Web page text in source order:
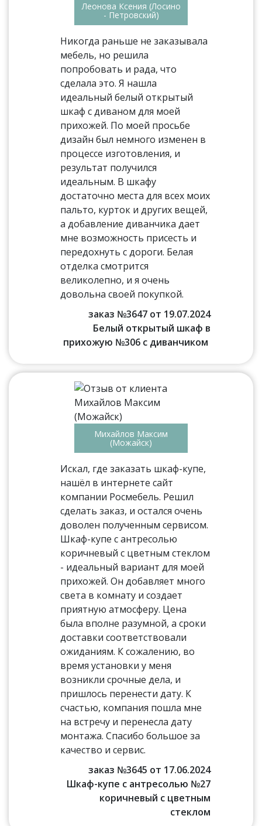
Леонова Ксения (Лосино
- Петровский)
Никогда раньше не заказывала
мебель, но решила
попробовать и рада, что
сделала это. Я нашла
идеальный белый открытый
шкаф с диваном для моей
прихожей. По моей просьбе
дизайн был немного изменен в
процессе изготовления, и
результат получился
идеальным. В шкафу
достаточно места для всех моих
пальто, курток и других вещей,
а добавление диванчика дает
мне возможность присесть и
передохнуть с дороги. Белая
отделка смотрится
великолепно, и я очень
довольна своей покупкой.
заказ №3647 от 19.07.2024
Белый открытый шкаф в
прихожую №306 с диванчиком
Михайлов Максим
(Можайск)
Искал, где заказать шкаф-купе,
нашёл в интернете сайт
компании Росмебель. Решил
сделать заказ, и остался очень
доволен полученным сервисом.
Шкаф-купе с антресолью
коричневый с цветным стеклом
- идеальный вариант для моей
прихожей. Он добавляет много
света в комнату и создает
приятную атмосферу. Цена
была вполне разумной, а сроки
доставки соответствовали
ожиданиям. К сожалению, во
время установки у меня
возникли срочные дела, и
пришлось перенести дату. К
счастью, компания пошла мне
на встречу и перенесла дату
монтажа. Спасибо большое за
качество и сервис.
заказ №3645 от 17.06.2024
Шкаф-купе с антресолью №27
коричневый с цветным
стеклом